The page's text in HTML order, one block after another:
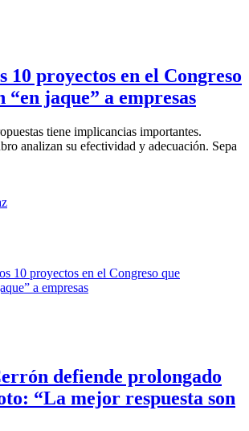
10 proyectos en el Congreso
“en jaque” a empresas
tiene implicancias importantes.
analizan su efectividad y adecuación. Sepa
defiende prolongado
“La mejor respuesta son